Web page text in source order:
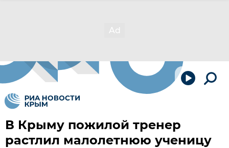
В Крыму пожилой тренер
растлил малолетнюю ученицу